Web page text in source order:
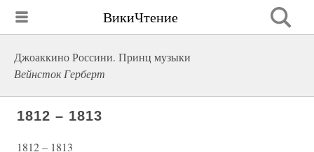
ВикиЧтение
Джоаккино Россини. Принц музыки
Вейнсток Герберт
1812 – 1813
1812 – 1813